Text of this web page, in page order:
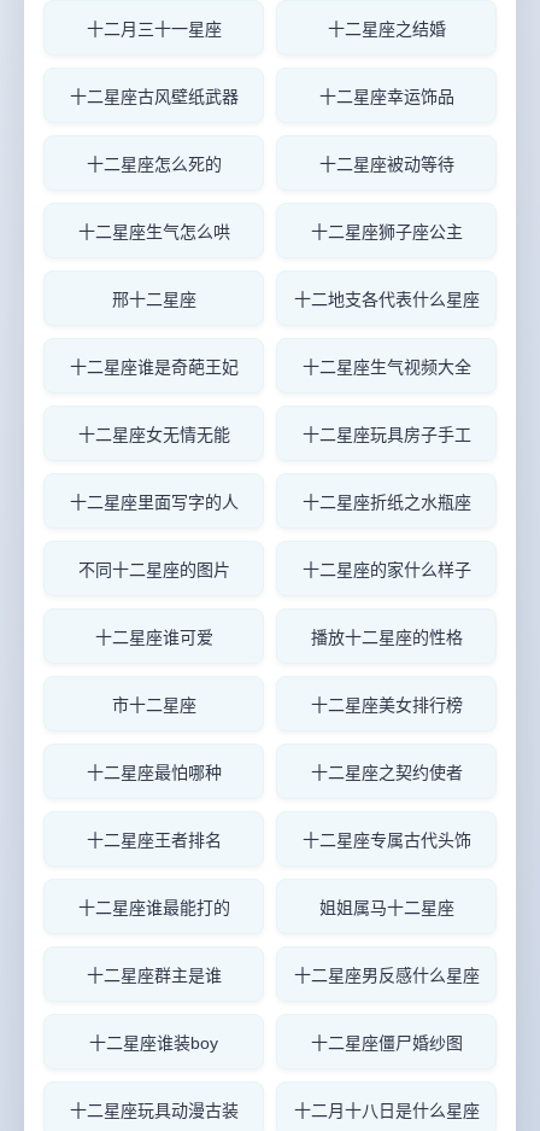
十二月三十一星座 十二星座之结婚
十二星座古风壁纸武器 十二星座幸运饰品
十二星座怎么死的 十二星座被动等待
十二星座生气怎么哄 十二星座狮子座公主
邢十二星座 十二地支各代表什么星座
十二星座谁是奇葩王妃 十二星座生气视频大全
十二星座女无情无能 十二星座玩具房子手工
十二星座里面写字的人 十二星座折纸之水瓶座
不同十二星座的图片 十二星座的家什么样子
十二星座谁可爱 播放十二星座的性格
市十二星座 十二星座美女排行榜
十二星座最怕哪种 十二星座之契约使者
十二星座王者排名 十二星座专属古代头饰
十二星座谁最能打的 姐姐属马十二星座
十二星座群主是谁 十二星座男反感什么星座
十二星座谁装boy 十二星座僵尸婚纱图
十二星座玩具动漫古装 十二月十八日是什么星座